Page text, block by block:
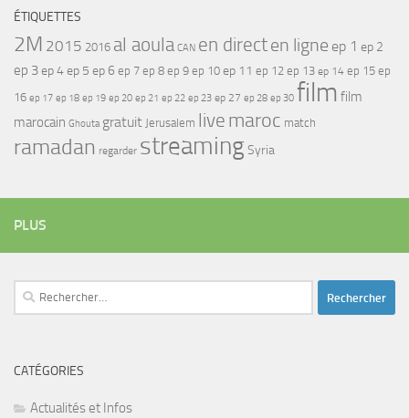
ÉTIQUETTES
2M 2015 2016 al aoula CAN en directen ligne ep 1 ep 2
ep 3ep 4ep 5 ep 6 ep 7 ep 8 ep 9 ep 10 ep 11 ep 12 ep 13 ep 14 ep 15 ep
16 ep 17 ep 18 ep 19 ep 20 ep 21 ep 22 ep 23 ep 27 ep 28 ep 30 film film
marocain Ghouta gratuit Jerusalem live maroc match
ramadan regarder streamingSyria
PLUS
Rechercher :
CATÉGORIES
Actualités et Infos